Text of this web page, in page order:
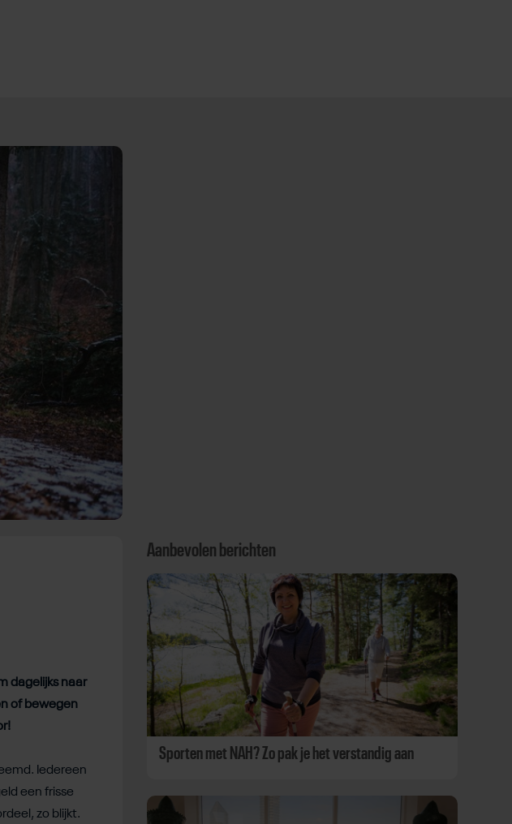
dagelijks naar
of bewegen
Iedereen
een frisse
zo blijkt.
Aanbevolen berichten
Sporten met NAH? Zo pak je het verstandig aan